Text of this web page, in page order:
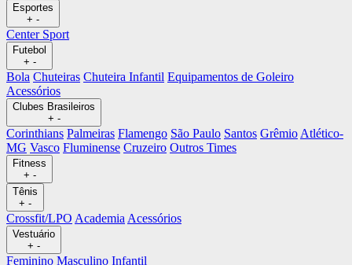
Esportes
+ -
Center Sport
Futebol
+ -
Bola Chuteiras Chuteira Infantil Equipamentos de Goleiro
Acessórios
Clubes Brasileiros
+ -
Corinthians Palmeiras Flamengo São Paulo Santos Grêmio Atlético-
MG Vasco Fluminense Cruzeiro Outros Times
Fitness
+ -
Tênis
+ -
Crossfit/LPO Academia Acessórios
Vestuário
+ -
Feminino Masculino Infantil